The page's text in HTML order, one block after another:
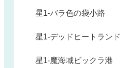
星1-バラ色の袋小路
星1-デッドヒートランド
星1-魔海域ビックラ港